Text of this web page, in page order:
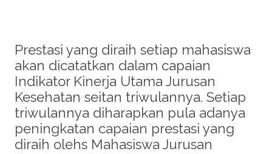
Prestasi yang diraih setiap mahasiswa
akan dicatatkan dalam capaian
Indikator Kinerja Utama Jurusan
Kesehatan seitan triwulannya. Setiap
triwulannya diharapkan pula adanya
peningkatan capaian prestasi yang
diraih olehs Mahasiswa Jurusan